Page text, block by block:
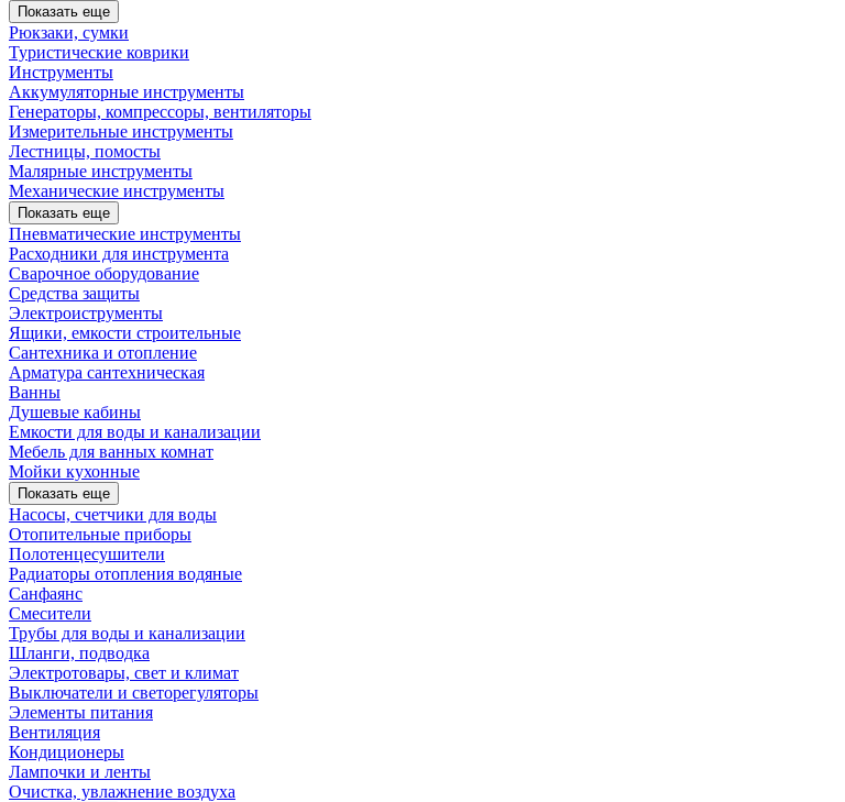
Показать еще
Рюкзаки, сумки
Туристические коврики
Инструменты
Аккумуляторные инструменты
Генераторы, компрессоры, вентиляторы
Измерительные инструменты
Лестницы, помосты
Малярные инструменты
Механические инструменты
Показать еще
Пневматические инструменты
Расходники для инструмента
Сварочное оборудование
Средства защиты
Электроиструменты
Ящики, емкости строительные
Сантехника и отопление
Арматура сантехническая
Ванны
Душевые кабины
Емкости для воды и канализации
Мебель для ванных комнат
Мойки кухонные
Показать еще
Насосы, счетчики для воды
Отопительные приборы
Полотенцесушители
Радиаторы отопления водяные
Санфаянс
Смесители
Трубы для воды и канализации
Шланги, подводка
Электротовары, свет и климат
Выключатели и светорегуляторы
Элементы питания
Вентиляция
Кондиционеры
Лампочки и ленты
Очистка, увлажнение воздуха